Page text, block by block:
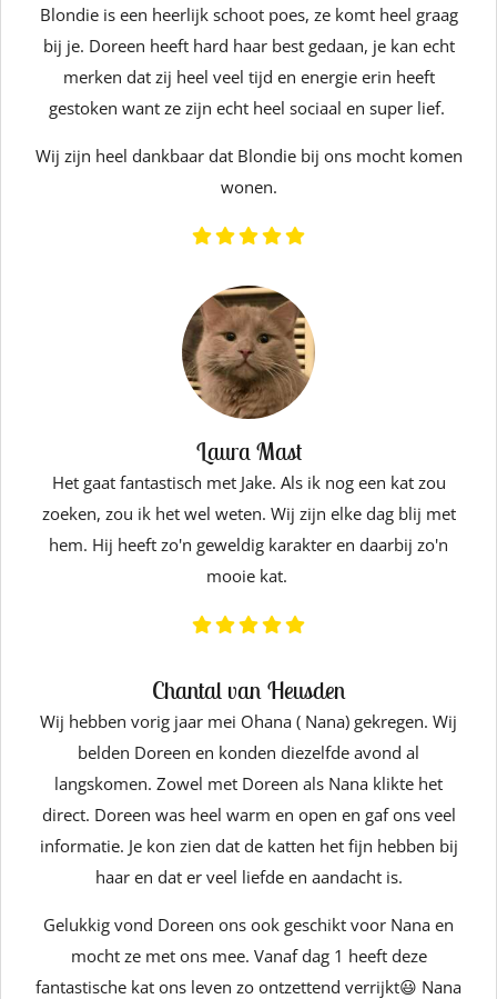
Blondie is een heerlijk schoot poes, ze komt heel graag
bij je. Doreen heeft hard haar best gedaan, je kan echt
merken dat zij heel veel tijd en energie erin heeft
gestoken want ze zijn echt heel sociaal en super lief.
Wij zijn heel dankbaar dat Blondie bij ons mocht komen
wonen.
Laura Mast
Het gaat fantastisch met Jake. Als ik nog een kat zou
zoeken, zou ik het wel weten. Wij zijn elke dag blij met
hem. Hij heeft zo'n geweldig karakter en daarbij zo'n
mooie kat.
Chantal van Heusden
Wij hebben vorig jaar mei Ohana ( Nana) gekregen. Wij
belden Doreen en konden diezelfde avond al
langskomen. Zowel met Doreen als Nana klikte het
direct. Doreen was heel warm en open en gaf ons veel
informatie. Je kon zien dat de katten het fijn hebben bij
haar en dat er veel liefde en aandacht is.
Gelukkig vond Doreen ons ook geschikt voor Nana en
mocht ze met ons mee. Vanaf dag 1 heeft deze
fantastische kat ons leven zo ontzettend verrijkt😃 Nana